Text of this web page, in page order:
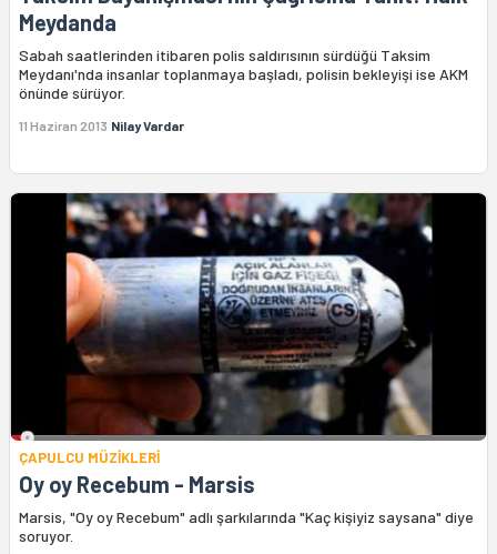
Meydanda
Sabah saatlerinden itibaren polis saldırısının sürdüğü Taksim
Meydanı'nda insanlar toplanmaya başladı, polisin bekleyişi ise AKM
önünde sürüyor.
11 Haziran 2013 Nilay Vardar
ÇAPULCU MÜZİKLERİ
Oy oy Recebum - Marsis
Marsis, "Oy oy Recebum" adlı şarkılarında "Kaç kişiyiz saysana" diye
soruyor.